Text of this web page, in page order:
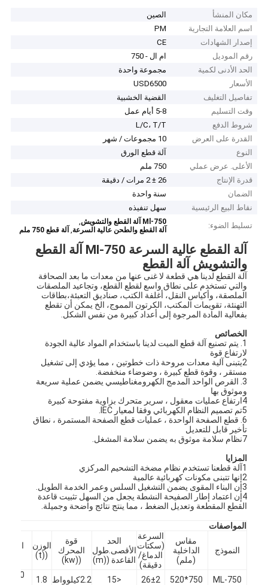
مكان المنشأ
الصين
اسم العلامة التجارية
PM
إصدار الشهادات
CE
رقم الموديل
ام ال - 750
الحد الأدنى لكمية
مجموعة واحدة
الأسعار
USD6500
تفاصيل التغليف
القضية الخشبية
وقت التسليم
5-8 أيام عمل
شروط الدفع
L/C، T/T
القدرة على العرض
10 مجموعات / شهر
النوع
آلة قطع الورق
الأعلى. عرض عملي
750 ملم
قدرة الإنتاج
26 ± 2 مرات / دقيقة
الضمان
سنة واحدة
نقاط البيع الرئيسية
سهل تنفيذه
تسليط الضوء:
Ml-750 آلة القطع والتشويش ,
آلة القطع والطحن عالية السرعة, آلة قطع 750 ملم
آلة القطع عالية السرعة Ml-750 آلة القطع
والتشويش آلة القطع
آلة القطع لدينا هي قطعة لا غنى عنها من معدات ما بعد الصحافة
والتي تستخدم على نطاق واسع لقطع القطع، وتجاعيد الملصقات
الملصقة، وأكياس النقل، أغلفة الكتب، صناديق التعبئة،بطاقات
التهنئة، تقويمات المكتب، الكرتون المموج، الخ يمكن أن تقطع
بفعالية المادة المرجوة إلى أعداد كبيرة من نفس الشكل.
الخصائص
1. يتم تصنيع آلة قطع الميت لدينا باستخدام المواد عالية الجودة
لارتفاع قوة
2يتبنى آلية معدات مروحة ذات خطوتين ، مما يؤدي إلى تشغيل
مستقر ، وقوة قطع كبيرة ، وضوضاء منخفضة.
3. القرص الواحد المدمج الكهرومغناطيسي يضمن عملية سريعة
وموثوق بها
4ارتفاع عمليات معقول ، سرير متحرك بزاوية مفتوحة كبيرة
5تم تصميم النظام الكهربائي وفقا لمعيار IEC.
6. قطع الصفحة الواحدة ، عمليات قطع الصفحة المستمرة ، نطاق
تأخير قابل للتعديل
7نظام سلامة موثوق به يضمن سلامة المشغل.
المزايا
1آلة قطعنا تستخدم نظام مضخة التشحيم المركزي
2إنها تتبنى مكونات كهربائية عالمية
3إن البناء المقوى يضمن التشغيل السلس وعمر الخدمة الطويل.
4إن اعتماد إطار الصفيحة النشطة يجعل من السهل تثبيت قاعدة
القطع المقطعة وتعديل الضغط ، مما ينتج نتائج واضحة وجميلة.
المواصفات
النموذج
مقاس
الداخلية
(ملم)
السرعة
(سكتات
الدماغ/
دقيقة)
الحد
الأقصى.طول
القاعدة ((m)
قوة
المحرك
((kw)
الوزن
((t)
الأبعاد
ML-750
750*520
26±2
<15 2.2كيلوواط 1.8